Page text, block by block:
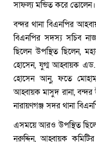
সাফল্য মন্ডিত করে তোলেন।
বন্দর থানা বিএনপির
বিএনপির সদস্য সচিব
ছিলেন উপস্থিত ছিলেন,
হোসেন, যুগ্ম আহ্বায়ক
হোসেন আনু, ফতে
আহ্বায়ক মাসুদ রানা,
নারায়ণগঞ্জ সদর থানা
এসময়ে আরও উপস্থিত
নুরুদ্দিন, আহ্বায়ক